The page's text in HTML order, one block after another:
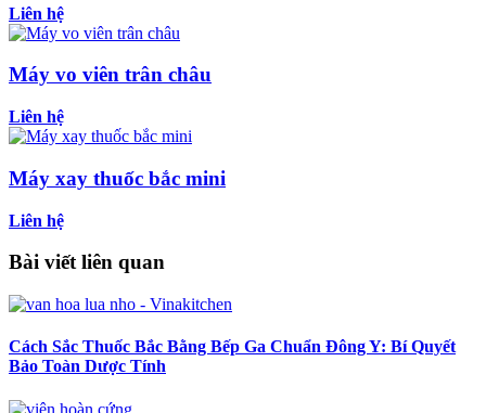
Liên hệ
Máy vo viên trân châu
Liên hệ
Máy xay thuốc bắc mini
Liên hệ
Bài viết liên quan
Cách Sắc Thuốc Bắc Bằng Bếp Ga Chuẩn Đông Y: Bí Quyết
Bảo Toàn Dược Tính